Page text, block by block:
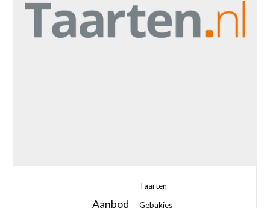
Aanbod
Taarten
Gebakjes